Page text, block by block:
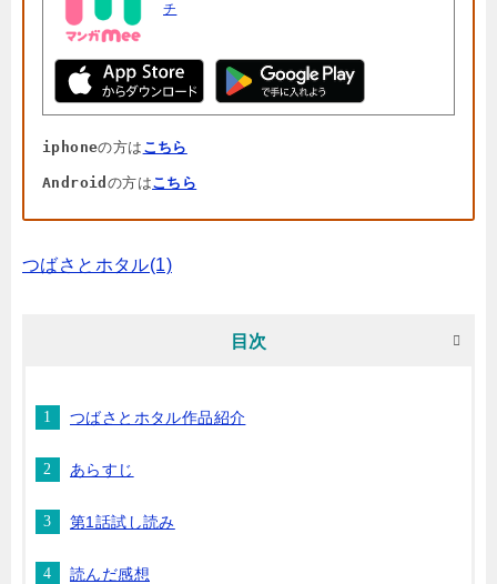
チ
iphoneの方は こちら
Android の方はこちら
つばさとホタル(1)
目次
つばさとホタル作品紹介
あらすじ
第1話試し読み
読んだ感想